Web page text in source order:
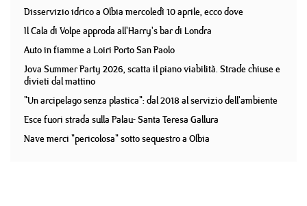
Disservizio idrico a Olbia mercoledì 10 aprile, ecco dove
Il Cala di Volpe approda all'Harry's bar di Londra
Auto in fiamme a Loiri Porto San Paolo
Jova Summer Party 2026, scatta il piano viabilità. Strade chiuse e
divieti dal mattino
"Un arcipelago senza plastica": dal 2018 al servizio dell'ambiente
Esce fuori strada sulla Palau- Santa Teresa Gallura
Nave merci "pericolosa" sotto sequestro a Olbia